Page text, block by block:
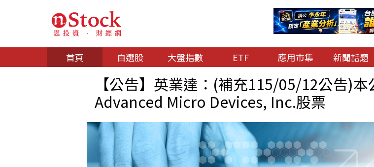
首頁 自選股 大盤指數 ETF 應用市集 新聞話題
【公告】英業達：(補充115/05/12公告)
Advanced Micro Devices, Inc.股票